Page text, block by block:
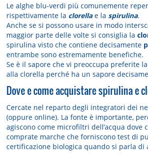
Le alghe blu-verdi più comunemente
rispettivamente la clorellae laspirulina.
Anche se si possono usare in modo
maggior parte delle volte si consiglia la
spirulina visto che contiene decisamente
entrambe sono estremamente benefiche.
Se è il sapore che vi preoccupa preferite
alla clorella perché ha un sapore
Dove e come acquistare spirulina e
Cercate nel reparto degli integratori dei
(oppure online). La fonte è importante,
agiscono come microfiltri dell’acqua dove
comprate marche che forniscono test di
certificazione biologica quando si parla di